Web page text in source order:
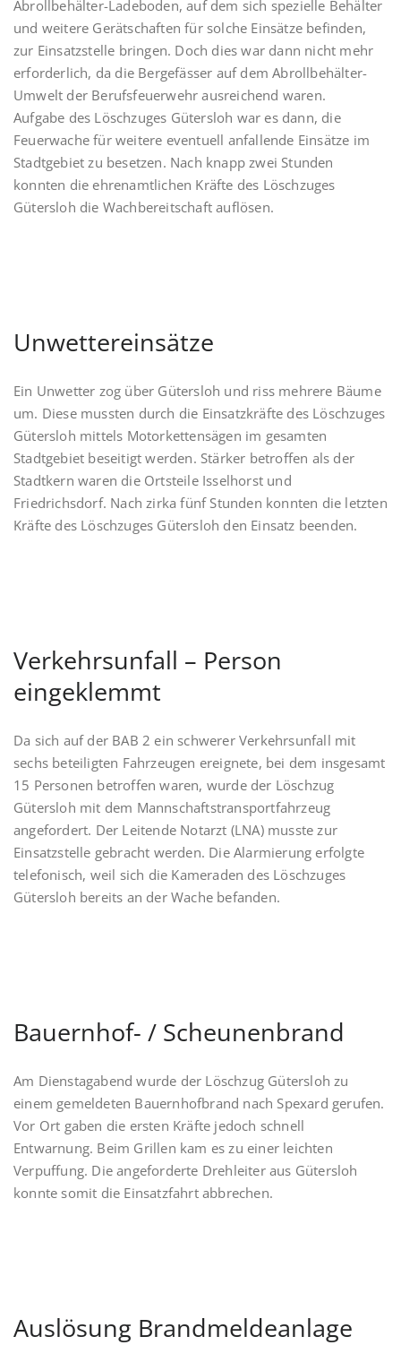
Abrollbehälter-Ladeboden, auf dem sich spezielle Behälter
und weitere Gerätschaften für solche Einsätze befinden,
zur Einsatzstelle bringen. Doch dies war dann nicht mehr
erforderlich, da die Bergefässer auf dem Abrollbehälter-
Umwelt der Berufsfeuerwehr ausreichend waren.
Aufgabe des Löschzuges Gütersloh war es dann, die
Feuerwache für weitere eventuell anfallende Einsätze im
Stadtgebiet zu besetzen. Nach knapp zwei Stunden
konnten die ehrenamtlichen Kräfte des Löschzuges
Gütersloh die Wachbereitschaft auflösen.
Unwettereinsätze
Ein Unwetter zog über Gütersloh und riss mehrere Bäume
um. Diese mussten durch die Einsatzkräfte des Löschzuges
Gütersloh mittels Motorkettensägen im gesamten
Stadtgebiet beseitigt werden. Stärker betroffen als der
Stadtkern waren die Ortsteile Isselhorst und
Friedrichsdorf. Nach zirka fünf Stunden konnten die letzten
Kräfte des Löschzuges Gütersloh den Einsatz beenden.
Verkehrsunfall – Person
eingeklemmt
Da sich auf der BAB 2 ein schwerer Verkehrsunfall mit
sechs beteiligten Fahrzeugen ereignete, bei dem insgesamt
15 Personen betroffen waren, wurde der Löschzug
Gütersloh mit dem Mannschaftstransportfahrzeug
angefordert. Der Leitende Notarzt (LNA) musste zur
Einsatzstelle gebracht werden. Die Alarmierung erfolgte
telefonisch, weil sich die Kameraden des Löschzuges
Gütersloh bereits an der Wache befanden.
Bauernhof- / Scheunenbrand
Am Dienstagabend wurde der Löschzug Gütersloh zu
einem gemeldeten Bauernhofbrand nach Spexard gerufen.
Vor Ort gaben die ersten Kräfte jedoch schnell
Entwarnung. Beim Grillen kam es zu einer leichten
Verpuffung. Die angeforderte Drehleiter aus Gütersloh
konnte somit die Einsatzfahrt abbrechen.
Auslösung Brandmeldeanlage